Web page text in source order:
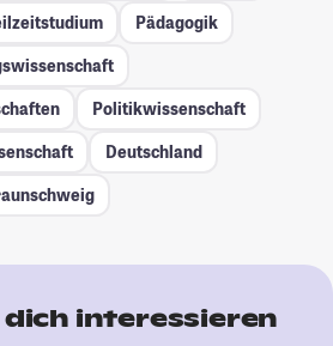
Pädagogik
Politikwissenschaft
Deutschland
dich interessieren